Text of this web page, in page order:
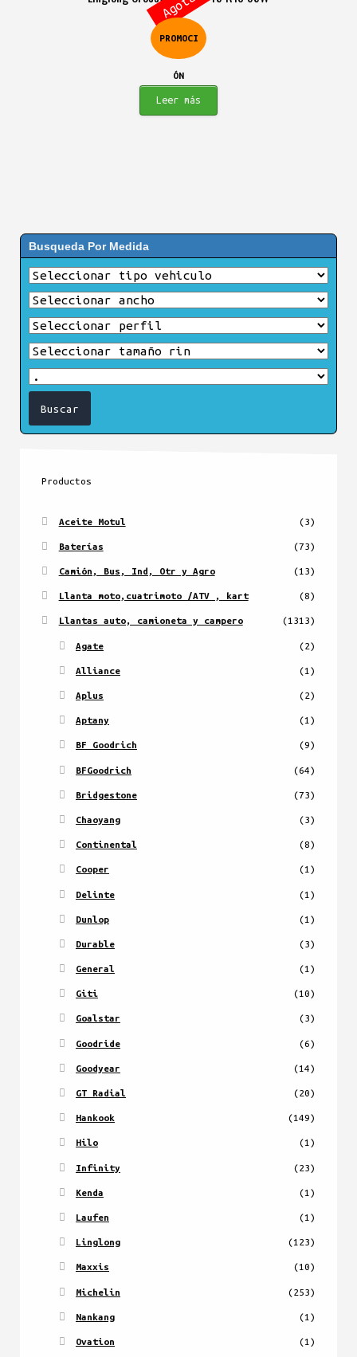
PROMOCI
ÓN
$324.900.
es:
$288.900.
Leer más
Busqueda Por Medida
Productos
Aceite Motul (3)
Baterías (73)
Camión, Bus, Ind, Otr y Agro (13)
Llanta moto,cuatrimoto /ATV , kart (8)
Llantas auto, camioneta y campero (1313)
Agate (2)
Alliance (1)
Aplus (2)
Aptany (1)
BF Goodrich (9)
BFGoodrich (64)
Bridgestone (73)
Chaoyang (3)
Continental (8)
Cooper (1)
Delinte (1)
Dunlop (1)
Durable (3)
General (1)
Giti (10)
Goalstar (3)
Goodride (6)
Goodyear (14)
GT Radial (20)
Hankook (149)
Hilo (1)
Infinity (23)
Kenda (1)
Laufen (1)
Linglong (123)
Maxxis (10)
Michelin (253)
Nankang (1)
Ovation (1)